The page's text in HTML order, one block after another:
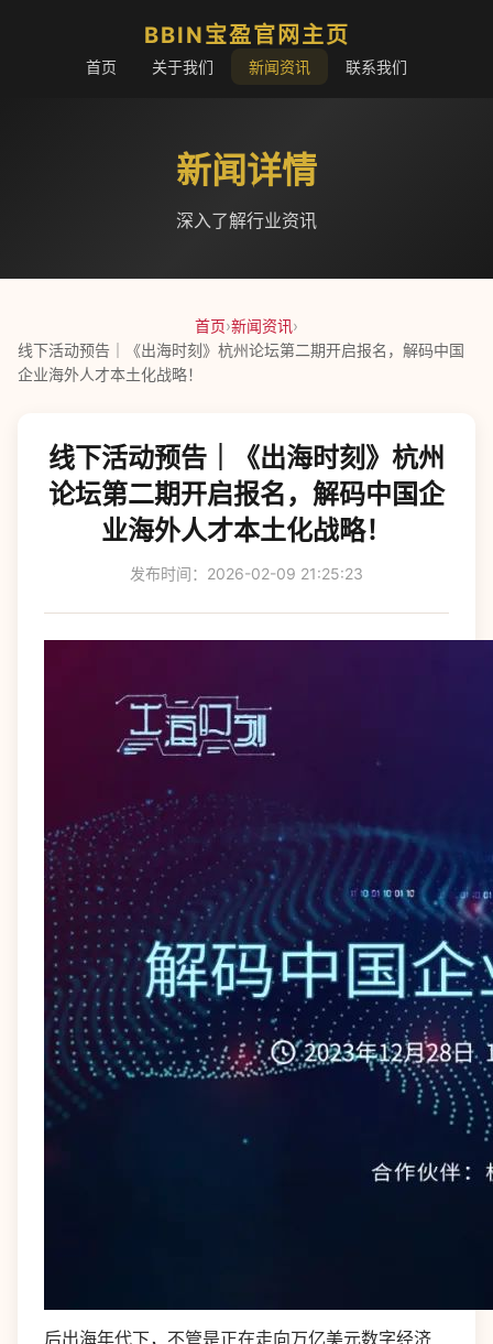
BBIN宝盈官网主页
首页 关于我们 新闻资讯 联系我们
新闻详情
深入了解行业资讯
首页›新闻资讯›
线下活动预告｜《出海时刻》杭州论坛第二期开启报名，解码中国
企业海外人才本土化战略！
线下活动预告｜《出海时刻》杭州
论坛第二期开启报名，解码中国企
业海外人才本土化战略！
发布时间：2026-02-09 21:25:23
后出海年代下，不管是正在走向万亿美元数字经济